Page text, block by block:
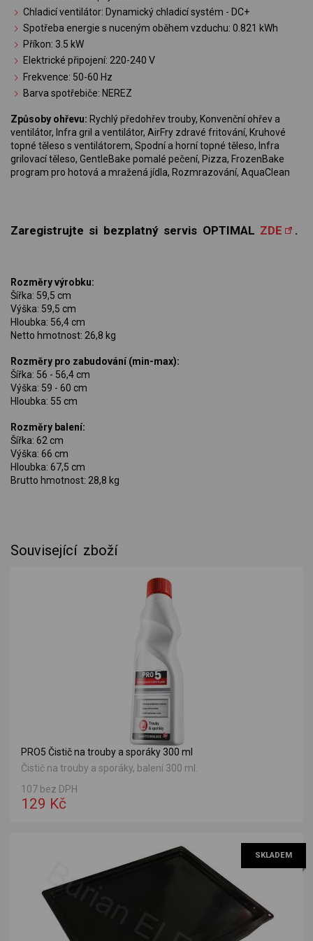
Chladicí ventilátor: Dynamický chladicí systém - DC+
Spotřeba energie s nuceným oběhem vzduchu: 0.821 kWh
Příkon: 3.5 kW
Elektrické připojení: 220-240 V
Frekvence: 50-60 Hz
Barva spotřebiče: NEREZ
Způsoby ohřevu: Rychlý předohřev trouby, Konvenční ohřev a
ventilátor, Infra gril a ventilátor, AirFry zdravé fritování, Kruhové
topné těleso s ventilátorem, Spodní a horní topné těleso, Infra
grilovací těleso, GentleBake pomalé pečení, Pizza, FrozenBake
program pro hotová a mražená jídla, Rozmrazování, AquaClean
Zaregistrujte si bezplatný servis OPTIMAL ZDE .
Rozměry výrobku:
Šířka: 59,5 cm
Výška: 59,5 cm
Hloubka: 56,4 cm
Netto hmotnost: 26,8 kg
Rozměry pro zabudování (min-max):
Šířka: 56 - 56,4 cm
Výška: 59 - 60 cm
Hloubka: 55 cm
Rozměry balení:
Šířka: 62 cm
Výška: 66 cm
Hloubka: 67,5 cm
Brutto hmotnost: 28,8 kg
Související zboží
PRO5 Čistič na trouby a sporáky 300 ml
Čistič na trouby a sporáky, balení 300 ml.
107 bez DPH
129 Kč
SKLADEM